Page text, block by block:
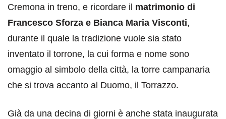
Cremona in treno, e ricordare il matrimonio di
Francesco Sforza e Bianca Maria Visconti,
durante il quale la tradizione vuole sia stato
inventato il torrone, la cui forma e nome sono
omaggio al simbolo della città, la torre campanaria
che si trova accanto al Duomo, il Torrazzo.
Già da una decina di giorni è anche stata inaugurata